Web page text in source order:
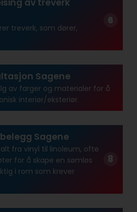
av treverk
treverk, som dører,
Sagene
av farger og materialer for å
interiør/eksteriør.
Sagene
fra vinyl til linoleum, ofte
for å skape en sømløs
i rom som krever